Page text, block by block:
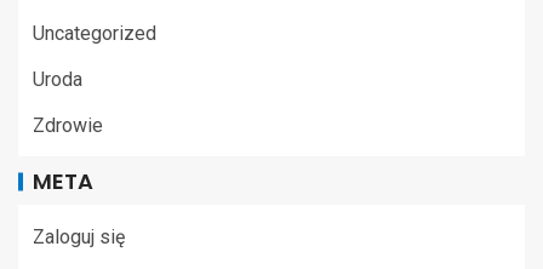
Uncategorized
Uroda
Zdrowie
META
Zaloguj się